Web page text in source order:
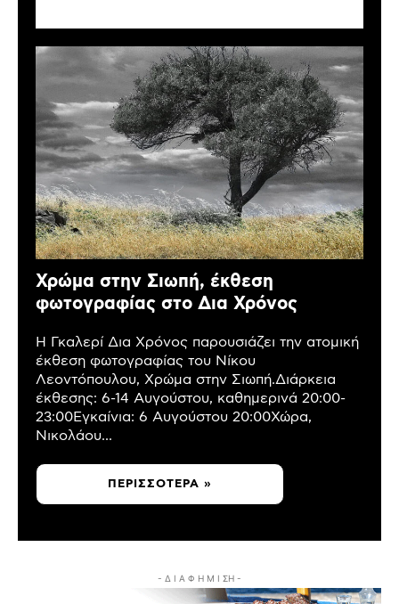
Χρώμα στην Σιωπή, έκθεση
φωτογραφίας στο Δια Χρόνος
Η Γκαλερί Δια Χρόνος παρουσιάζει την ατομική
έκθεση φωτογραφίας του Νίκου
Λεοντόπουλου, Χρώμα στην Σιωπή.Διάρκεια
έκθεσης: 6-14 Αυγούστου, καθημερινά 20:00-
23:00Εγκαίνια: 6 Αυγούστου 20:00Χώρα,
Νικολάου...
ΠΕΡΙΣΣΌΤΕΡΑ »
- Δ Ι Α Φ Η Μ Ι ΣΗ -